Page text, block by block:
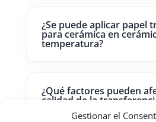
Gestionar el
¿Se puede aplicar papel
para cerámica en
temperatura?
¿Qué factores pueden
calidad de la
papel transfer para